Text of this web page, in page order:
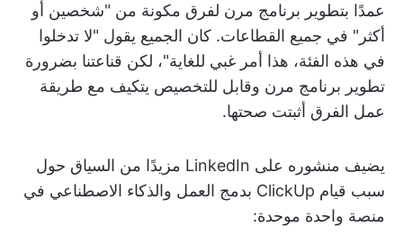
عمدًا بتطوير برنامج مرن لفرق مكونة من "شخصين أو
أكثر" في جميع القطاعات. كان الجميع يقول "لا تدخلوا
في هذه الفئة، هذا أمر غبي للغاية"، لكن قناعتنا بضرورة
تطوير برنامج مرن وقابل للتخصيص يتكيف مع طريقة
عمل الفرق أثبتت صحتها.
يضيف منشوره على LinkedIn مزيدًا من السياق حول
سبب قيام ClickUp بدمج العمل والذكاء الاصطناعي في
منصة واحدة موحدة: